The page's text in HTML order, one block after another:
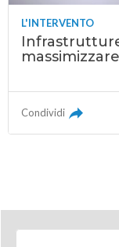
L'INTERVENTO
Condividi